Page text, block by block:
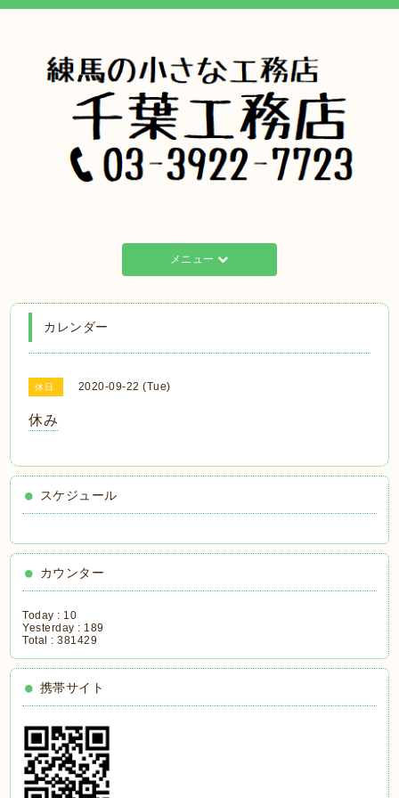
メニュー
カレンダー
休日 2020-09-22 (Tue)
休み
スケジュール
カウンター
Today : 10
Yesterday : 189
Total :381429
携帯サイト